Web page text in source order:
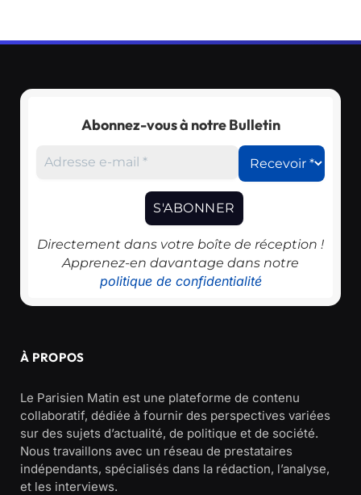
Abonnez-vous à notre Bulletin
Directement dans votre boîte de réception !
Apprenez-en davantage dans notre
politique de confidentialité
À PROPOS
Le Parisien Matin est une plateforme de contenu
collaboratif, dédiée à fournir des perspectives variées
sur des sujets d’actualité, de politique et de société.
Nous travaillons avec un réseau de prestataires
indépendants, spécialisés dans la rédaction, l’analyse,
et les interviews.